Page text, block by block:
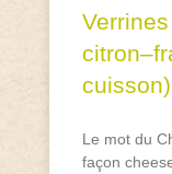
cuisson)
Le mot du
façon